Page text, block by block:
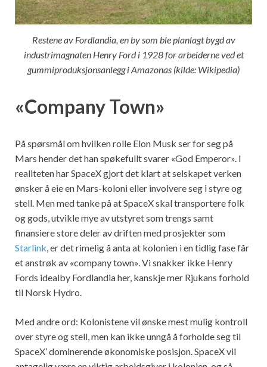
Restene av Fordlandia, en by som ble planlagt bygd av
industrimagnaten Henry Ford i 1928 for arbeiderne ved et
gummiproduksjonsanlegg i Amazonas (kilde: Wikipedia)
«Company Town»
På spørsmål om hvilken rolle Elon Musk ser for seg på
Mars hender det han spøkefullt svarer «God Emperor». I
realiteten har SpaceX gjort det klart at selskapet verken
ønsker å eie en Mars-koloni eller involvere seg i styre og
stell. Men med tanke på at SpaceX skal transportere folk
og gods, utvikle mye av utstyret som trengs samt
finansiere store deler av driften med prosjekter som
Starlink , er det rimelig å anta at kolonien i en tidlig fase får
et anstrøk av «company town». Vi snakker ikke Henry
Fords idealby Fordlandia her, kanskje mer Rjukans forhold
til Norsk Hydro.
Med andre ord: Kolonistene vil ønske mest mulig kontroll
over styre og stell, men kan ikke unngå å forholde seg til
SpaceX’ dominerende økonomiske posisjon. SpaceX vil